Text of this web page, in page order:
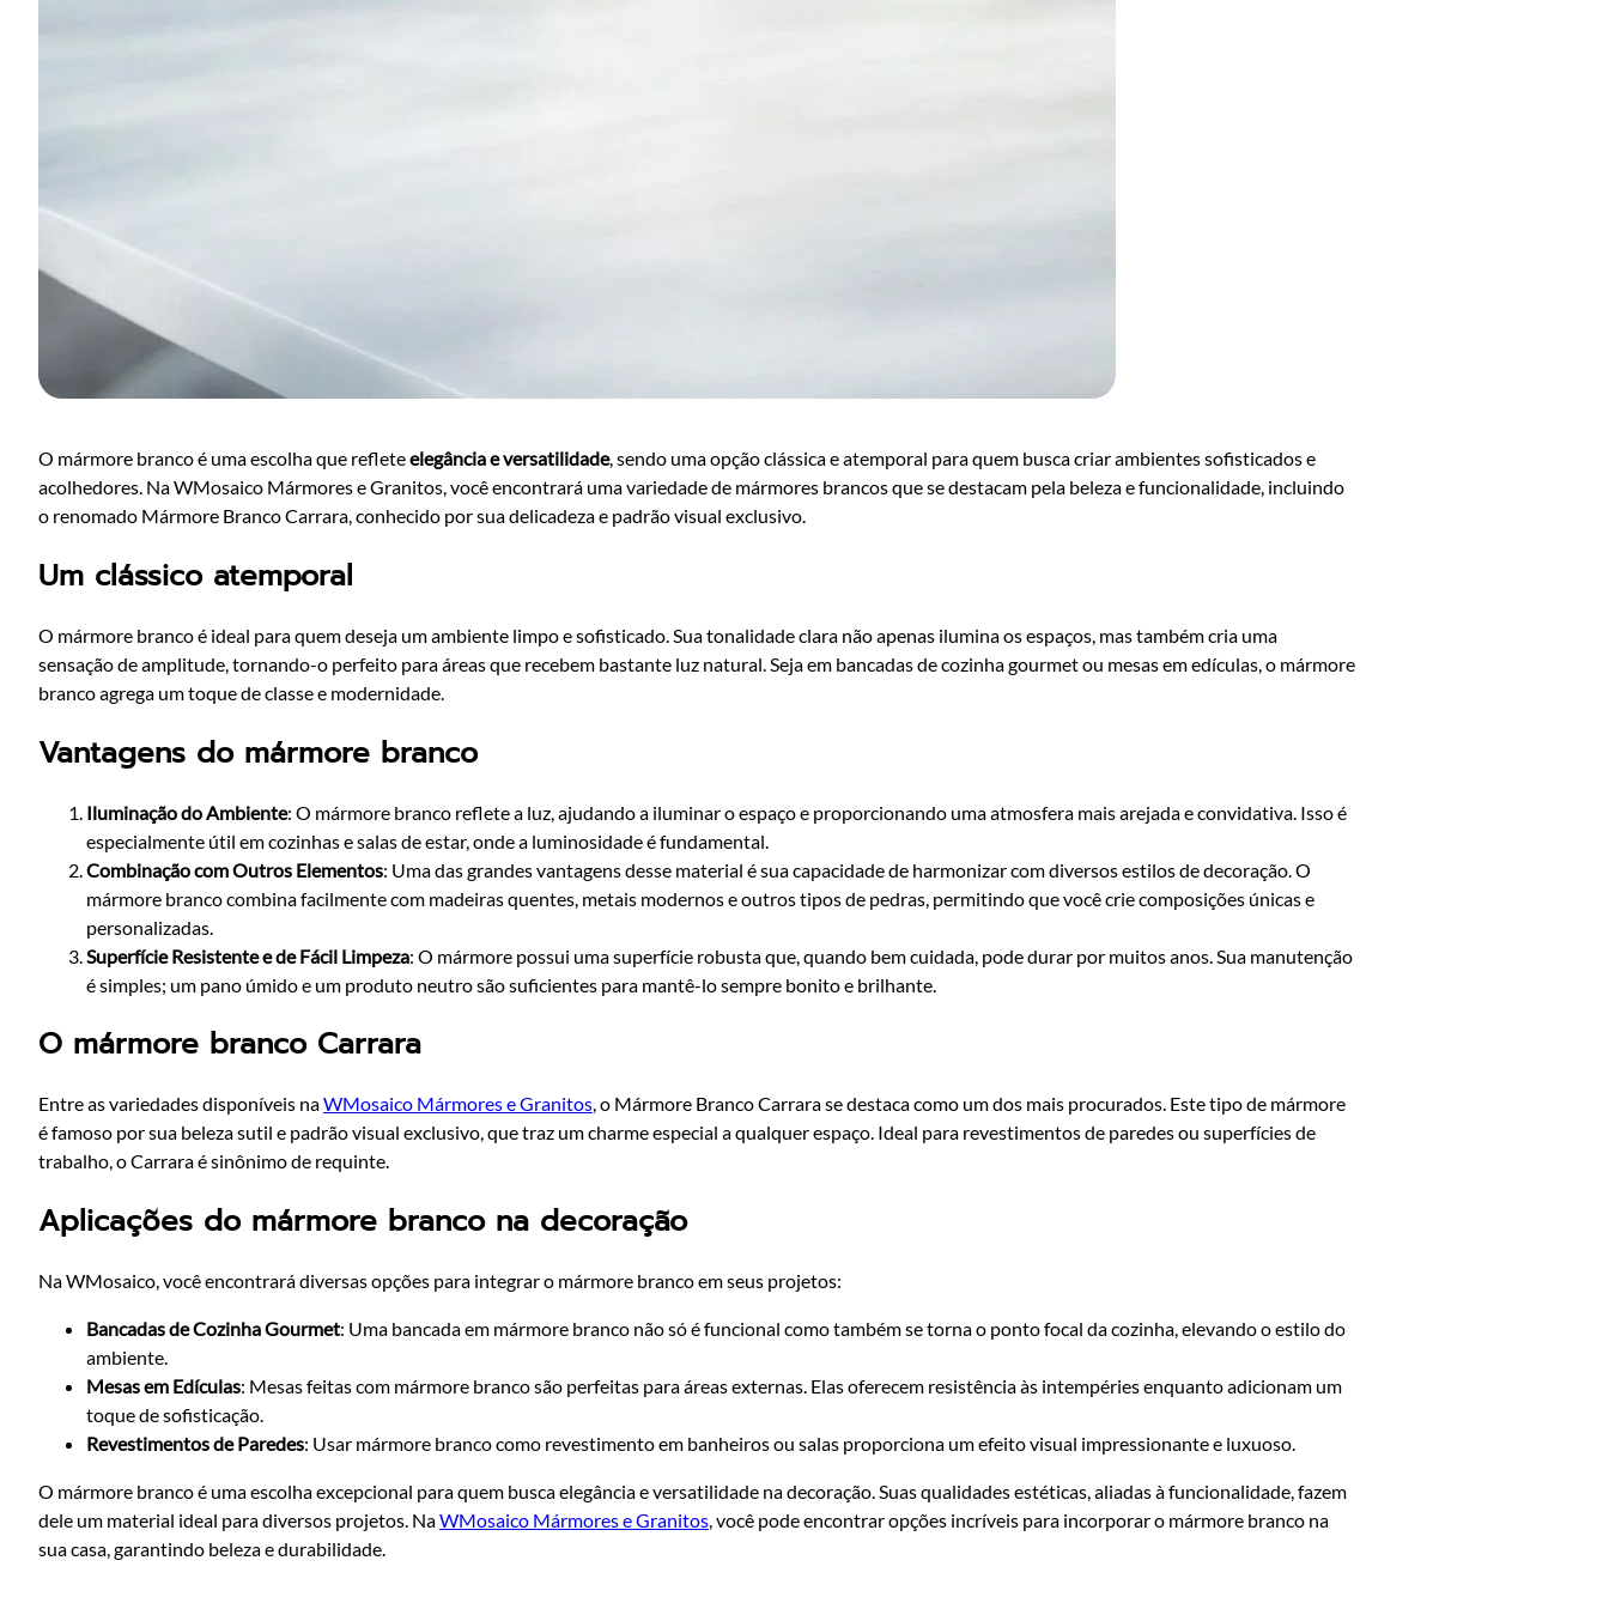
O mármore branco é uma escolha que refleteelegância e versatilidade, sendo uma opção clássica e atemporal para quem busca criar ambientes sofisticados e
acolhedores. Na WMosaico Mármores e Granitos, você encontrará uma variedade de mármores brancos que se destacam pela beleza e funcionalidade, incluindo
o renomado Mármore Branco Carrara, conhecido por sua delicadeza e padrão visual exclusivo.
Um clássico atemporal
O mármore branco é ideal para quem deseja um ambiente limpo e sofisticado. Sua tonalidade clara não apenas ilumina os espaços, mas também cria uma
sensação de amplitude, tornando-o perfeito para áreas que recebem bastante luz natural. Seja em bancadas de cozinha gourmet ou mesas em edículas, o mármore
branco agrega um toque de classe e modernidade.
Vantagens do mármore branco
Iluminação do Ambiente: O mármore branco reflete a luz, ajudando a iluminar o espaço e proporcionando uma atmosfera mais arejada e convidativa. Isso é
especialmente útil em cozinhas e salas de estar, onde a luminosidade é fundamental.
Combinação com Outros Elementos: Uma das grandes vantagens desse material é sua capacidade de harmonizar com diversos estilos de decoração. O
mármore branco combina facilmente com madeiras quentes, metais modernos e outros tipos de pedras, permitindo que você crie composições únicas e
personalizadas.
Superfície Resistente e de Fácil Limpeza: O mármore possui uma superfície robusta que, quando bem cuidada, pode durar por muitos anos. Sua manutenção
é simples; um pano úmido e um produto neutro são suficientes para mantê-lo sempre bonito e brilhante.
O mármore branco Carrara
Entre as variedades disponíveis naWMosaico Mármores e Granitos, o Mármore Branco Carrara se destaca como um dos mais procurados. Este tipo de mármore
é famoso por sua beleza sutil e padrão visual exclusivo, que traz um charme especial a qualquer espaço. Ideal para revestimentos de paredes ou superfícies de
trabalho, o Carrara é sinônimo de requinte.
Aplicações do mármore branco na decoração
Na WMosaico, você encontrará diversas opções para integrar o mármore branco em seus projetos:
Bancadas de Cozinha Gourmet: Uma bancada em mármore branco não só é funcional como também se torna o ponto focal da cozinha, elevando o estilo do
ambiente.
Mesas em Edículas: Mesas feitas com mármore branco são perfeitas para áreas externas. Elas oferecem resistência às intempéries enquanto adicionam um
toque de sofisticação.
Revestimentos de Paredes: Usar mármore branco como revestimento em banheiros ou salas proporciona um efeito visual impressionante e luxuoso.
O mármore branco é uma escolha excepcional para quem busca elegância e versatilidade na decoração. Suas qualidades estéticas, aliadas à funcionalidade, fazem
dele um material ideal para diversos projetos. NaWMosaico Mármores e Granitos, você pode encontrar opções incríveis para incorporar o mármore branco na
sua casa, garantindo beleza e durabilidade.